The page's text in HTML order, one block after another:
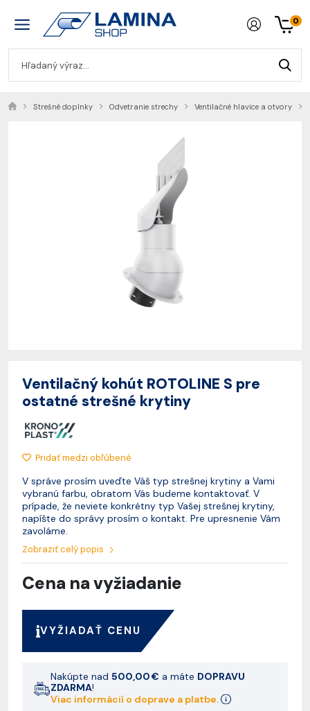
0
Strešné doplnky Odvetranie strechy Ventilačné hlavice a otvory
Ventilačný kohút ROTOLINE S pre
ostatné strešné krytiny
Pridať medzi obľúbené
V správe prosím uveďte Váš typ strešnej krytiny a Vami
vybranú farbu, obratom Vás budeme kontaktovať. V
prípade, že neviete konkrétny typ Vašej strešnej krytiny,
napíšte do správy prosím o kontakt. Pre upresnenie Vám
zavoláme.
Zobraziť celý popis
Cena na vyžiadanie
VYŽIADAŤ CENU
Nakúpte nad 500,00 € a máte DOPRAVU
ZDARMA!
Viac informácií o doprave a platbe.